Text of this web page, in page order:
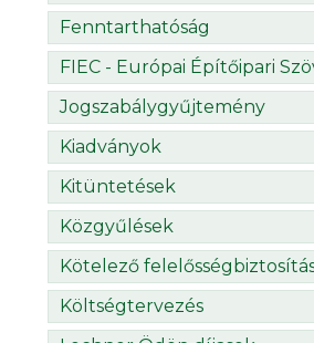
Fenntarthatóság
FIEC - Európai Építőipari
Jogszabálygyűjtemény
Kiadványok
Kitüntetések
Közgyűlések
Kötelező
Költségtervezés